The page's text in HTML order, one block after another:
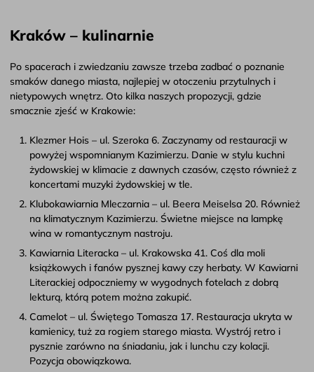
Kraków – kulinarnie
Po spacerach i zwiedzaniu zawsze trzeba zadbać o poznanie
smaków danego miasta, najlepiej w otoczeniu przytulnych i
nietypowych wnętrz. Oto kilka naszych propozycji, gdzie
smacznie zjeść w Krakowie:
Klezmer Hois – ul. Szeroka 6. Zaczynamy od restauracji w
powyżej wspomnianym Kazimierzu. Danie w stylu kuchni
żydowskiej w klimacie z dawnych czasów, często również z
koncertami muzyki żydowskiej w tle.
Klubokawiarnia Mleczarnia – ul. Beera Meiselsa 20. Również
na klimatycznym Kazimierzu. Świetne miejsce na lampkę
wina w romantycznym nastroju.
Kawiarnia Literacka – ul. Krakowska 41. Coś dla moli
książkowych i fanów pysznej kawy czy herbaty. W Kawiarni
Literackiej odpoczniemy w wygodnych fotelach z dobrą
lekturą, którą potem można zakupić.
Camelot – ul. Świętego Tomasza 17. Restauracja ukryta w
kamienicy, tuż za rogiem starego miasta. Wystrój retro i
pysznie zarówno na śniadaniu, jak i lunchu czy kolacji.
Pozycja obowiązkowa.